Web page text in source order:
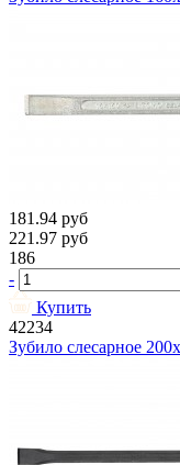
181.94 руб
221.97 руб
186
-
Купить
42234
Зубило слесарное